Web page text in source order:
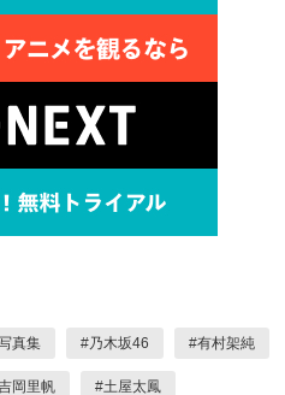
真集 #乃木坂46 #有村架純
岡里帆 #土屋太鳳